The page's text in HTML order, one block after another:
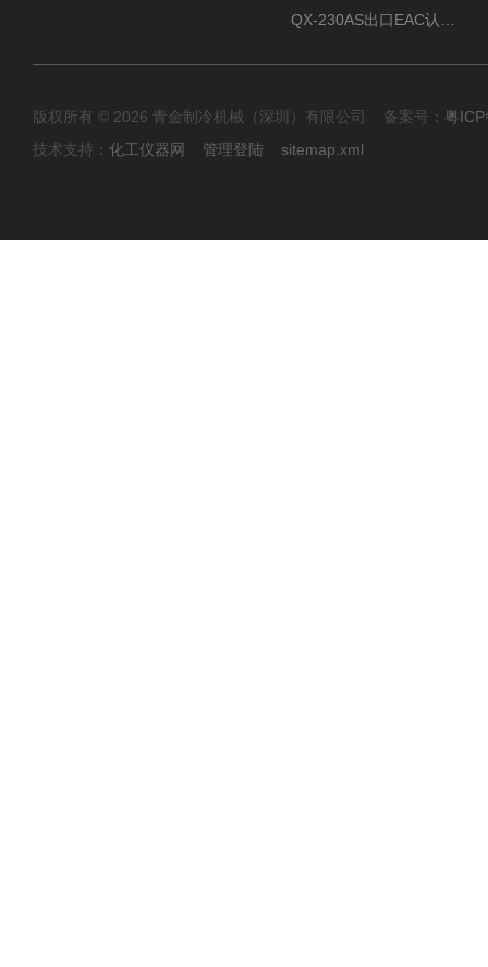
版权所有 © 2026 青金制冷机械（深圳）有限公司 备案号： 粤
技术支持： 化工仪器网 管理登陆 sitemap.xml